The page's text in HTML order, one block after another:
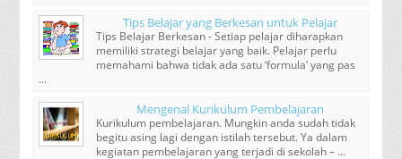
Tips Belajar yang Berkesan untuk Pelajar
Tips Belajar Berkesan - Setiap pelajar diharapkan
memiliki strategi belajar yang baik. Pelajar perlu
memahami bahwa tidak ada satu ‘formula’ yang pas
...
Mengenal Kurikulum Pembelajaran
Kurikulum pembelajaran. Mungkin anda sudah tidak
begitu asing lagi dengan istilah tersebut. Ya dalam
kegiatan pembelajaran yang terjadi di sekolah – ...